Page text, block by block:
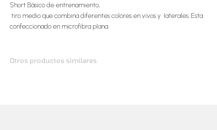
Short Básico de entrenamiento,
tiro medio que combina diferentes colores en vivos y laterales. Esta
confeccionado en microfibra plana.